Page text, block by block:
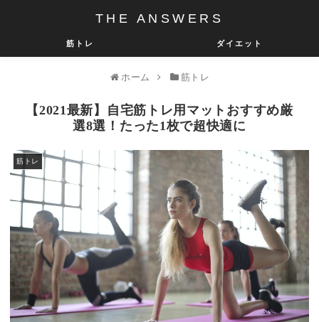
THE ANSWERS
筋トレ ダイエット
ホーム 筋トレ
【2021最新】自宅筋トレ用マットおすすめ厳
選8選！たった1枚で超快適に
筋トレ